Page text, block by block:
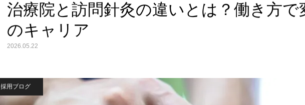
治療院と訪問針灸の違いとは？働き方で
のキャリア
2026.05.22
採用ブログ